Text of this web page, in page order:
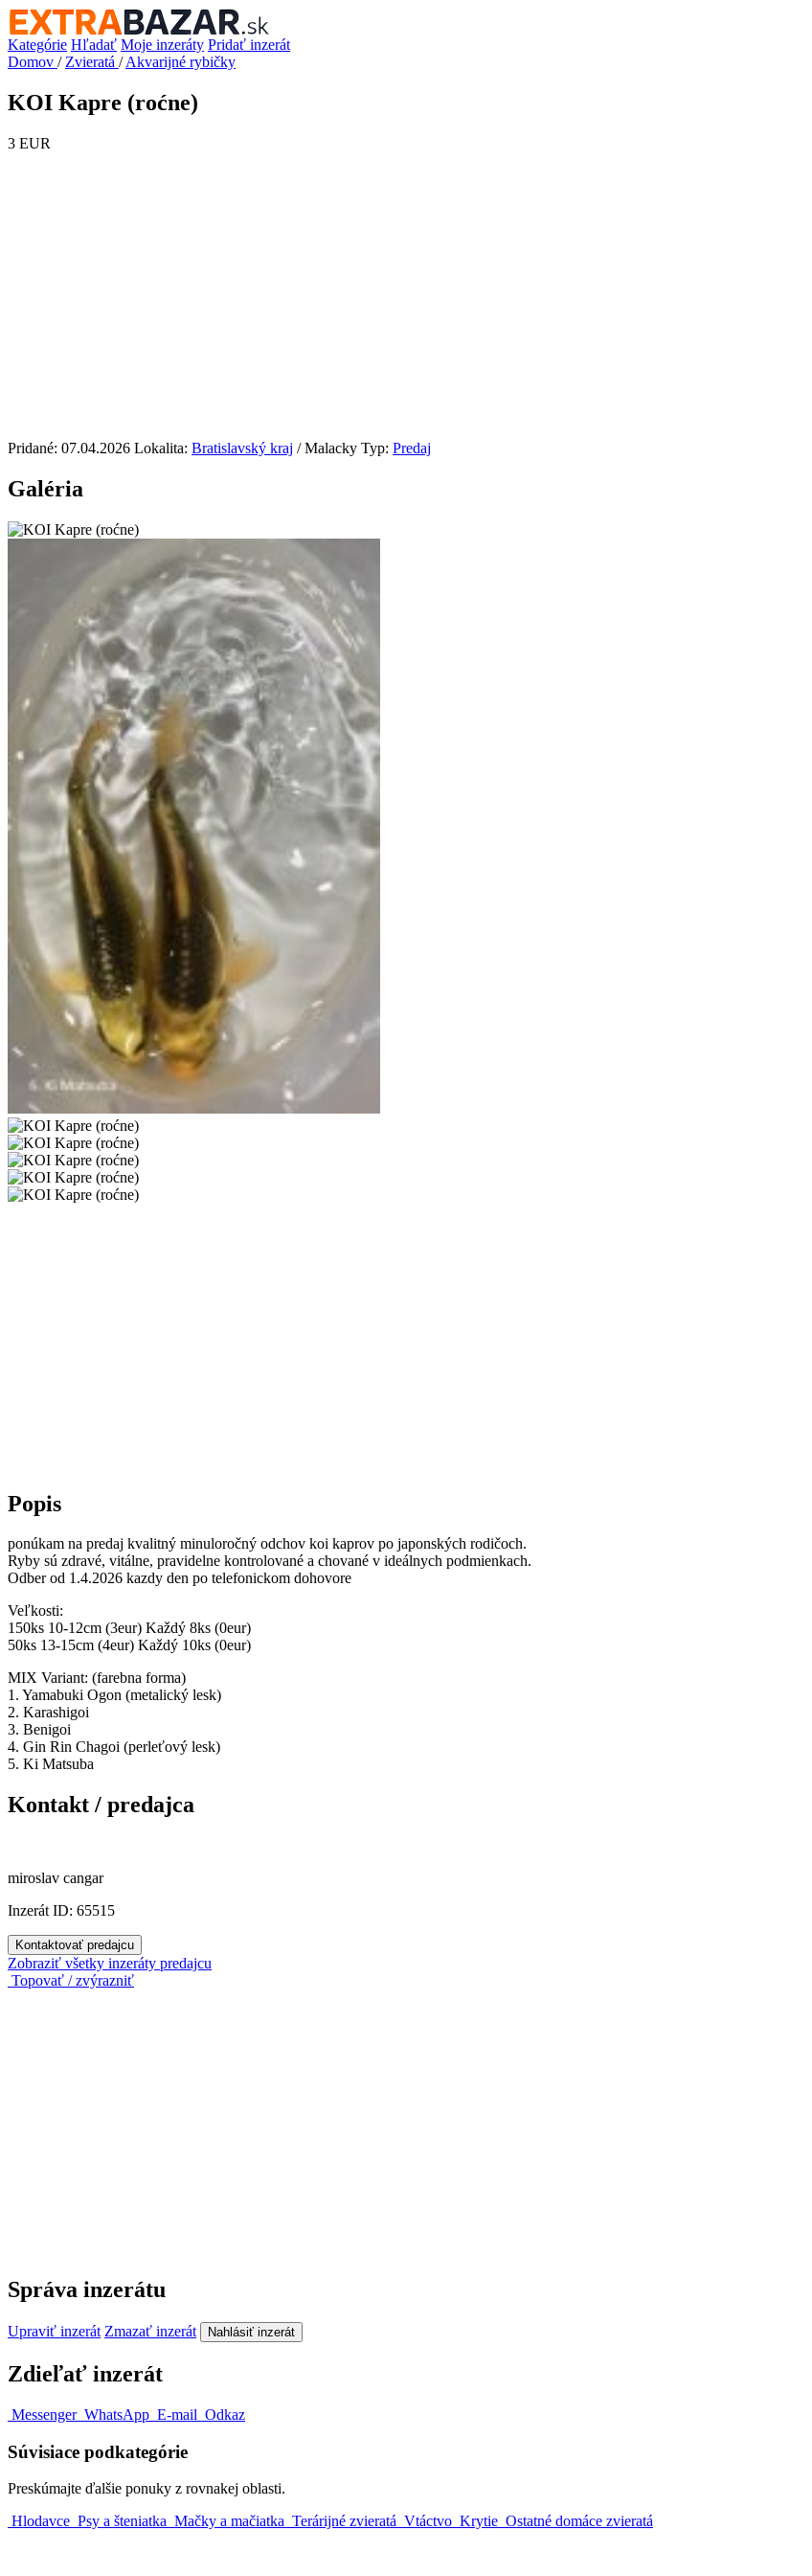
Kategórie Hľadať Moje inzeráty Pridať inzerát
Domov / Zvieratá / Akvarijné rybičky
KOI Kapre (roćne)
3 EUR
Pridané: 07.04.2026 Lokalita: Bratislavský kraj / Malacky Typ: Predaj
Galéria
Popis
ponúkam na predaj kvalitný minuloročný odchov koi kaprov po japonských rodičoch.
Ryby sú zdravé, vitálne, pravidelne kontrolované a chované v ideálnych podmienkach.
Odber od 1.4.2026 kazdy den po telefonickom dohovore
Veľkosti:
150ks 10-12cm (3eur) Každý 8ks (0eur)
50ks 13-15cm (4eur) Každý 10ks (0eur)
MIX Variant: (farebna forma)
1. Yamabuki Ogon (metalický lesk)
2. Karashigoi
3. Benigoi
4. Gin Rin Chagoi (perleťový lesk)
5. Ki Matsuba
Kontakt / predajca
miroslav cangar
Inzerát ID: 65515
Kontaktovať predajcu
Zobraziť všetky inzeráty predajcu
Topovať / zvýrazniť
Správa inzerátu
Upraviť inzerát Zmazať inzerát Nahlásiť inzerát
Zdieľať inzerát
Messenger WhatsApp E-mail Odkaz
Súvisiace podkategórie
Preskúmajte ďalšie ponuky z rovnakej oblasti.
Hlodavce Psy a šteniatka Mačky a mačiatka Terárijné zvieratá Vtáctvo Krytie Ostatné domáce zvieratá